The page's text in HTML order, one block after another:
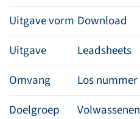
Uitgave vorm Download
Uitgave
Leadsheets
Omvang
Los nummer
Doelgroep
Volwassenen